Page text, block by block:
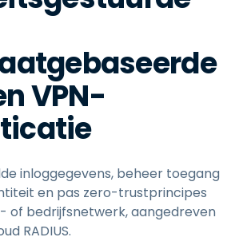
VPN-
inloggegevens, beheer toegang
en pas zero-trustprincipes
of bedrijfsnetwerk, aangedreven
RADIUS.